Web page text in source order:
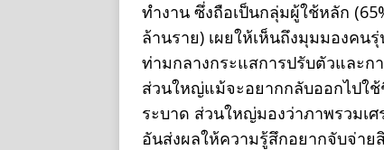
ทำงาน ซึ่งถือเป็นกลุ่มผู้ใช้หลัก
ล้านราย) เผยให้เห็นถึงมุมมองค
ท่ามกลางกระแสการปรับตัวและ
ส่วนใหญ่แม้จะอยากกลับออกไปใ
ระบาด ส่วนใหญ่มองว่าภาพรวมเ
อันส่งผลให้ความรู้สึกอยากจับจ่า